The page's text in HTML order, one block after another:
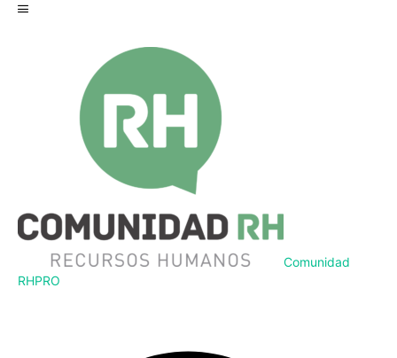
Comunidad
RHPRO